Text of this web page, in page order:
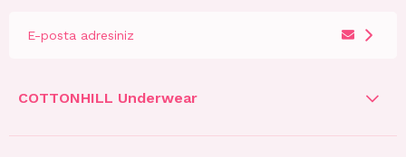
COTTONHILL Underwear